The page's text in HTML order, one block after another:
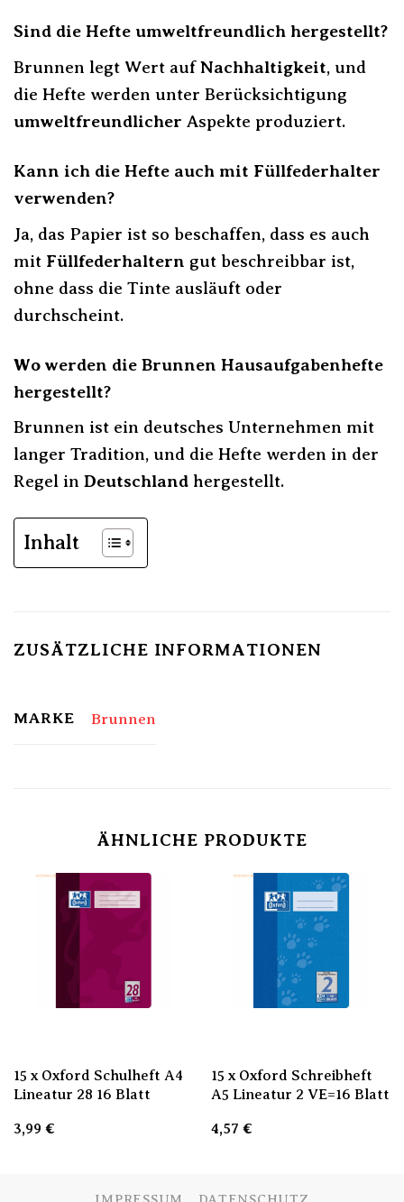
Sind die Hefte umweltfreundlich hergestellt?
Brunnen legt Wert aufNachhaltigkeit, und
die Hefte werden unter Berücksichtigung
umweltfreundlicher Aspekte produziert.
Kann ich die Hefte auch mit Füllfederhalter
verwenden?
Ja, das Papier ist so beschaffen, dass es auch
mit Füllfederhaltern gut beschreibbar ist,
ohne dass die Tinte ausläuft oder
durchscheint.
Wo werden die Brunnen Hausaufgabenhefte
hergestellt?
Brunnen ist ein deutsches Unternehmen mit
langer Tradition, und die Hefte werden in der
Regel in Deutschland hergestellt.
Inhalt
ZUSÄTZLICHE INFORMATIONEN
MARKE Brunnen
ÄHNLICHE PRODUKTE
15 x Oxford Schulheft A4
Lineatur 28 16 Blatt
3,99 €
15 x Oxford Schreibheft
A5 Lineatur 2 VE=16 Blatt
4,57 €